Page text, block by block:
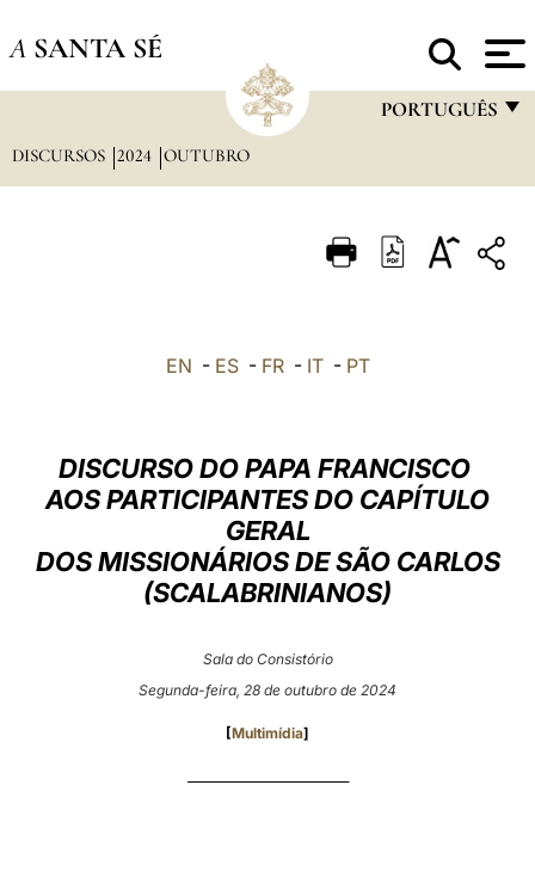
A SANTA SÉ
PORTUGUÊS
ITALIANO
العربيّة
LATINE
DISCURSOS 2024 OUTUBRO
EN - ES- FR- IT- PT
DISCURSO DO PAPA FRANCISCO
AOS PARTICIPANTES DO CAPÍTULO
GERAL
DOS MISSIONÁRIOS DE SÃO CARLOS
(SCALABRINIANOS)
Sala do Consistório
Segunda-feira, 28 de outubro de 2024
[Multimídia]